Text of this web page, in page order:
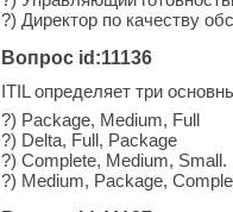
?) Директор по качеству
Вопрос id:11136
ITIL определяет три
?) Package, Medium, Full
?) Delta, Full, Package
?) Complete, Medium, Small.
?) Medium, Package,